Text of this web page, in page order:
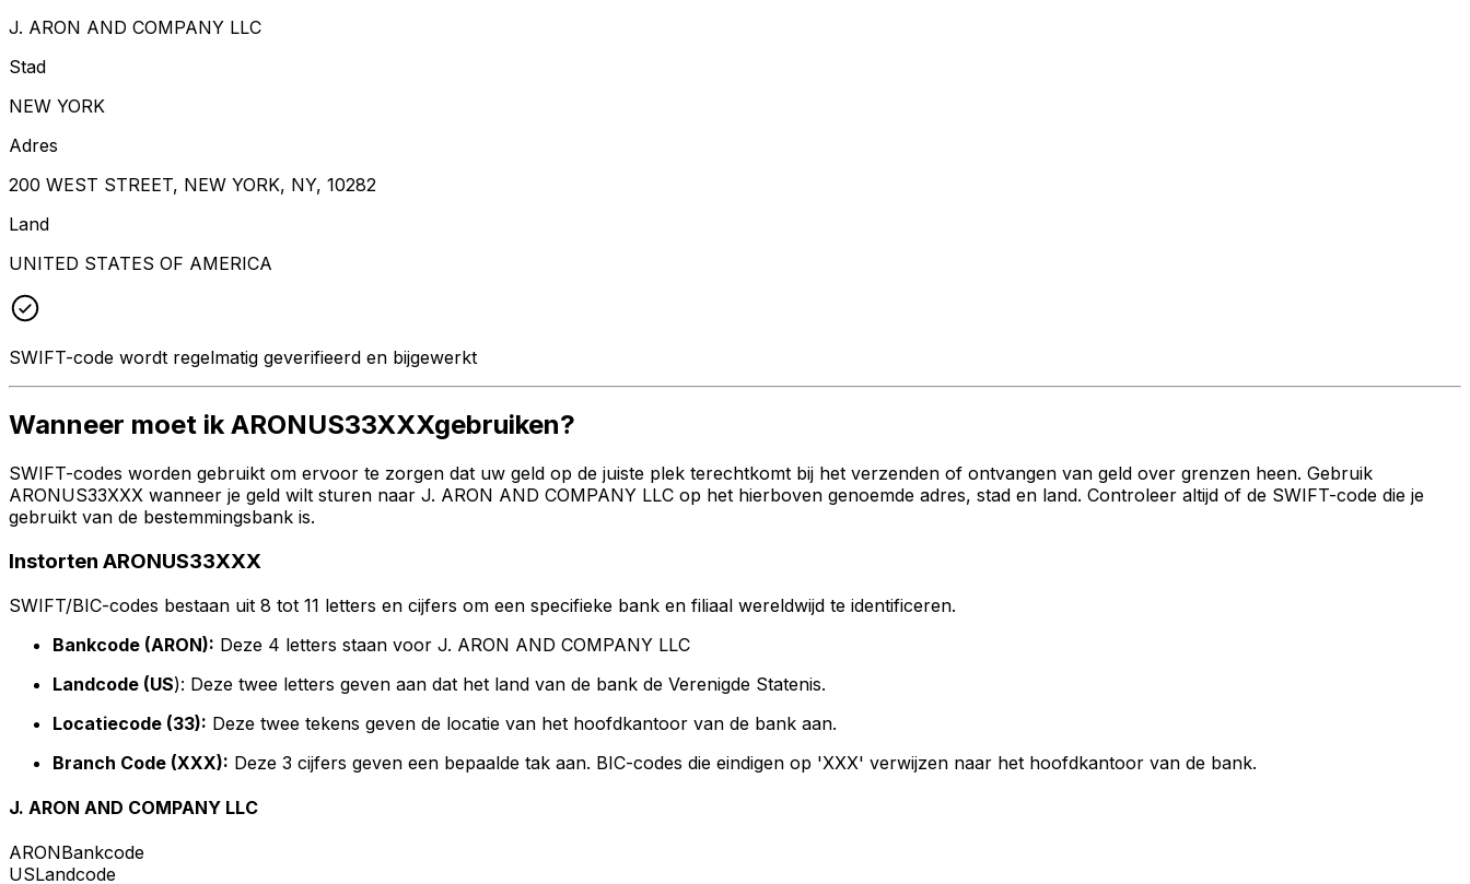
J. ARON AND COMPANY LLC
Stad
NEW YORK
Adres
200 WEST STREET, NEW YORK, NY, 10282
Land
UNITED STATES OF AMERICA
SWIFT-code wordt regelmatig geverifieerd en bijgewerkt
Wanneer moet ik ARONUS33XXXgebruiken?
SWIFT-codes worden gebruikt om ervoor te zorgen dat uw geld op de juiste plek terechtkomt bij het verzenden of ontvangen van geld over grenzen heen. Gebruik
ARONUS33XXX wanneer je geld wilt sturen naar J. ARON AND COMPANY LLC op het hierboven genoemde adres, stad en land. Controleer altijd of de SWIFT-code die je
gebruikt van de bestemmingsbank is.
Instorten ARONUS33XXX
SWIFT/BIC-codes bestaan uit 8 tot 11 letters en cijfers om een specifieke bank en filiaal wereldwijd te identificeren.
Bankcode (ARON): Deze 4 letters staan voor J. ARON AND COMPANY LLC
Landcode (US): Deze twee letters geven aan dat het land van de bank de Verenigde Statenis.
Locatiecode (33): Deze twee tekens geven de locatie van het hoofdkantoor van de bank aan.
Branch Code (XXX): Deze 3 cijfers geven een bepaalde tak aan. BIC-codes die eindigen op 'XXX' verwijzen naar het hoofdkantoor van de bank.
J. ARON AND COMPANY LLC
ARONBankcode
USLandcode